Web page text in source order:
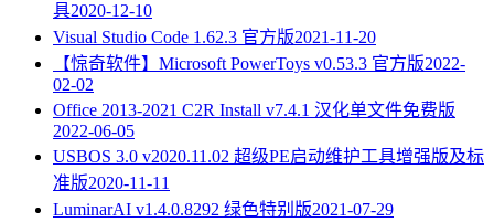
具2020-12-10
Visual Studio Code 1.62.3 官方版2021-11-20
【惊奇软件】Microsoft PowerToys v0.53.3 官方版2022-
02-02
Office 2013-2021 C2R Install v7.4.1 汉化单文件免费版
2022-06-05
USBOS 3.0 v2020.11.02 超级PE启动维护工具增强版及标
准版2020-11-11
LuminarAI v1.4.0.8292 绿色特别版2021-07-29